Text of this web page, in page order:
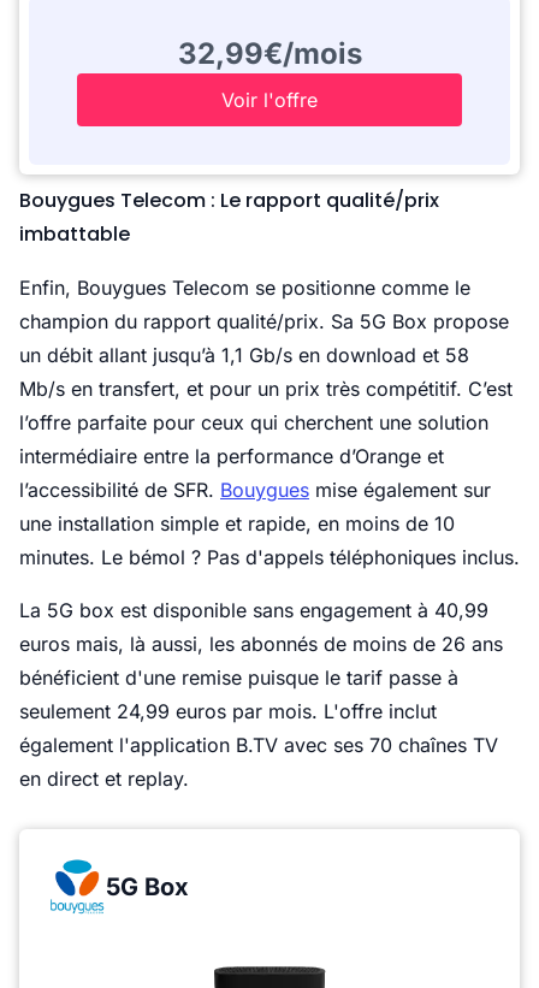
32,99€/mois
Voir l'offre
Bouygues Telecom : Le rapport qualité/prix
imbattable
Enfin, Bouygues Telecom se positionne comme le
champion du rapport qualité/prix. Sa 5G Box propose
un débit allant jusqu’à 1,1 Gb/s en download et 58
Mb/s en transfert, et pour un prix très compétitif. C’est
l’offre parfaite pour ceux qui cherchent une solution
intermédiaire entre la performance d’Orange et
l’accessibilité de SFR. Bouygues mise également sur
une installation simple et rapide, en moins de 10
minutes. Le bémol ? Pas d'appels téléphoniques inclus.
La 5G box est disponible sans engagement à 40,99
euros mais, là aussi, les abonnés de moins de 26 ans
bénéficient d'une remise puisque le tarif passe à
seulement 24,99 euros par mois. L'offre inclut
également l'application B.TV avec ses 70 chaînes TV
en direct et replay.
5G Box